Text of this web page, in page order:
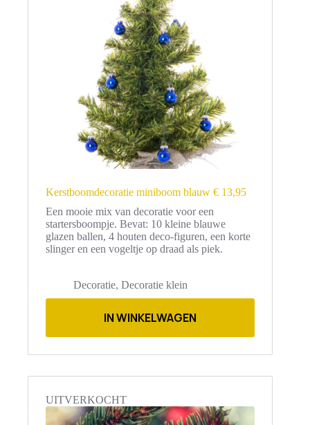
Kerstboomdecoratie miniboom blauw € 13,95
Een mooie mix van decoratie voor een
startersboompje. Bevat: 10 kleine blauwe
glazen ballen, 4 houten deco-figuren, een korte
slinger en een vogeltje op draad als piek.
Decoratie, Decoratie klein
IN WINKELWAGEN
UITVERKOCHT